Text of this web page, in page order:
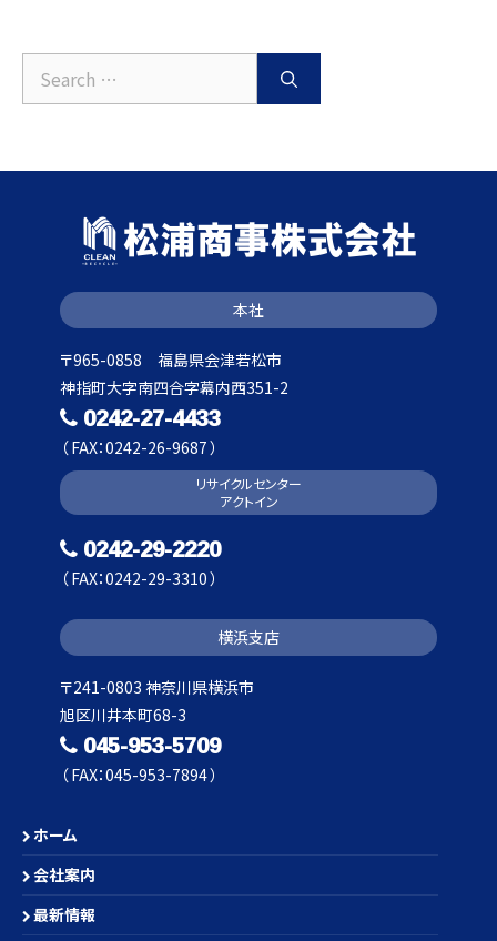
for:
本社
〒965-0858 福島県会津若松市
神指町大字南四合字幕内西351-2
0242-27-4433
（ FAX：0242-26-9687 ）
リサイクルセンター
アクトイン
0242-29-2220
（ FAX：0242-29-3310 ）
横浜支店
〒241-0803 神奈川県横浜市
旭区川井本町68-3
045-953-5709
（ FAX：045-953-7894 ）
ホーム
会社案内
最新情報